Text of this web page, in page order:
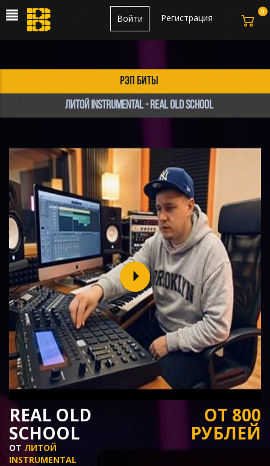
Регистрация
Войти
рэп биты
Литой instrumental - Real Old School
REAL OLD
SCHOOL
ОТ ЛИТОЙ
INSTRUMENTAL
ОТ 800
РУБЛЕЙ
0